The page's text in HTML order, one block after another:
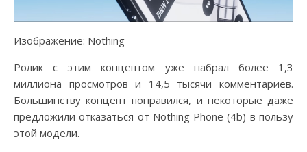
Изображение: Nothing
Ролик с этим концептом уже набрал более 1,3
миллиона просмотров и 14,5 тысячи комментариев.
Большинству концепт понравился, и некоторые даже
предложили отказаться от Nothing Phone (4b) в пользу
этой модели.